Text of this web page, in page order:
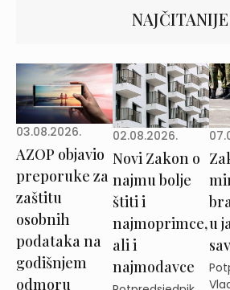
NAJČITANIJE
03.08.2026.
AZOP objavio
preporuke za
zaštitu
osobnih
podataka na
godišnjem
odmoru
02.08.2026.
Novi Zakon o
najmu bolje
štiti i
najmoprimce,
ali i
najmodavce
u